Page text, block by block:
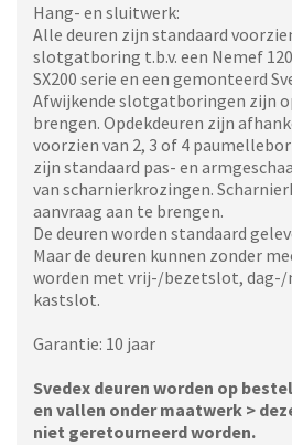
Hang- en sluitwerk:
Alle deuren zijn standaard
slotgatboring t.b.v. een Nemef
SX200 serie en een gemonteerd
Afwijkende slotgatboringen zijn
brengen. Opdekdeuren zijn
voorzien van 2, 3 of 4
zijn standaard pas- en
van scharnierkrozingen.
aanvraag aan te brengen.
De deuren worden standaard
Maar de deuren kunnen zonder
worden met vrij-/bezetslot,
kastslot.
Garantie: 10 jaar
Svedex deuren worden op
en vallen onder maatwerk >
niet geretourneerd worden.